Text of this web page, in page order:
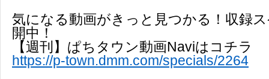
気になる動画がきっと見つかる！収録
開中！
【週刊】ぱちタウン動画Naviはコチラ
https://p-town.dmm.com/specials/2264